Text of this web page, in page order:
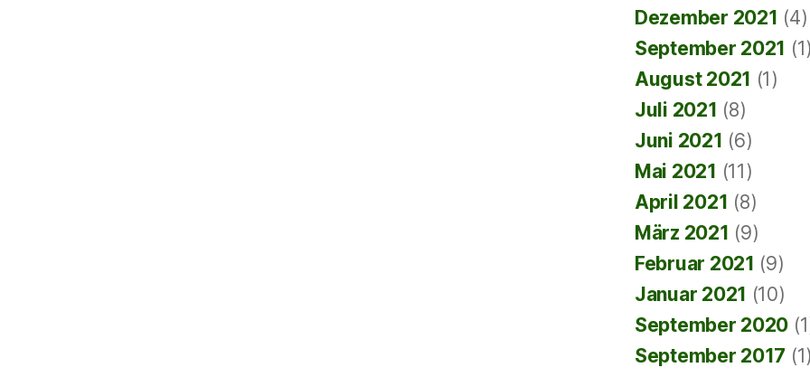
Dezember 2021 (4)
September 2021
August 2021 (1)
Juli 2021 (8)
Juni 2021 (6)
Mai 2021 (11)
April 2021 (8)
März 2021 (9)
Februar 2021 (9)
Januar 2021 (10)
September 2020
September 2017